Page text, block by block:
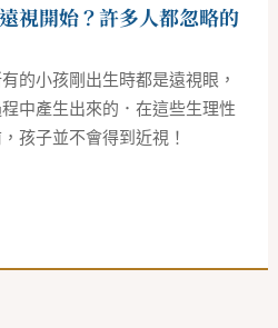
視開始？許多人都忽略的
的小孩剛出生時都是遠視眼，
中產生出來的．在這些生理性
孩子並不會得到近視！